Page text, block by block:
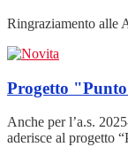
Ringraziamento alle
Progetto
Anche per l’a.s.
aderisce al progetto